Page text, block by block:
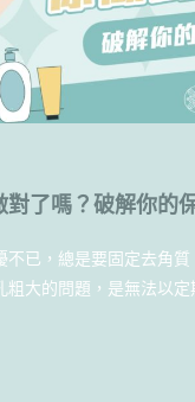
對了嗎？破解你的
不已，總是要固定去角
粗大的問題，是無法以